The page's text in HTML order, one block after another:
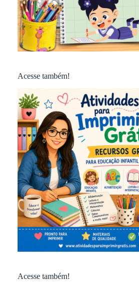
Acesse também!
Acesse também!